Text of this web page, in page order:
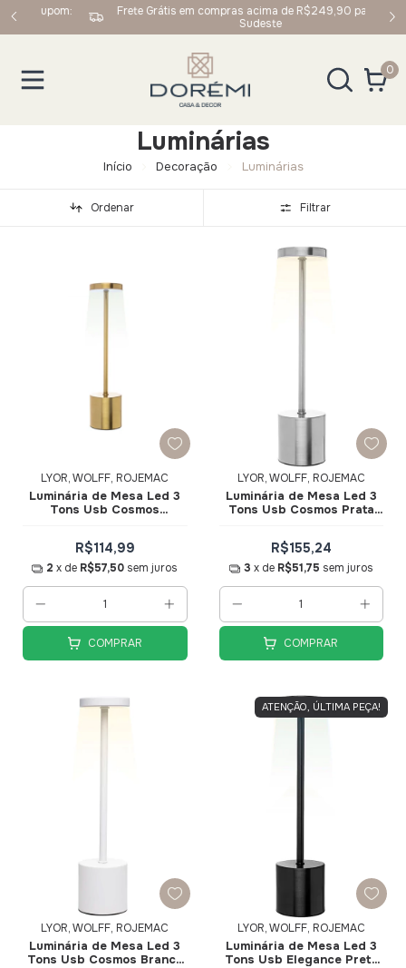
Frete Grátis em compras acima de R$249,90 para Sul e
0
Luminárias
Início Decoração Luminárias
Ordenar Filtrar
LYOR, WOLFF, ROJEMAC
Luminária de Mesa Led 3
Tons Usb Cosmos
R$114,99
2 x de R$57,50 sem juros
COMPRAR
LYOR, WOLFF, ROJEMAC
Luminária de Mesa Led 3
Tons Usb Cosmos Prata
R$155,24
3 x de R$51,75 sem juros
COMPRAR
LYOR, WOLFF, ROJEMAC
Luminária de Mesa Led 3
Tons Usb Cosmos Branca
ATENÇÃO, ÚLTIMA PEÇA!
LYOR, WOLFF, ROJEMAC
Luminária de Mesa Led 3
Tons Usb Elegance Preto